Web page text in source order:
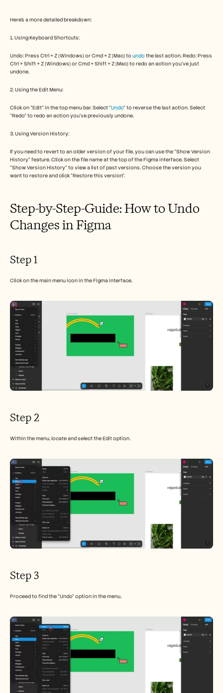
Here's a more detailed breakdown:
1. Using Keyboard Shortcuts:
Undo: Press Ctrl + Z (Windows) or Cmd + Z (Mac) to undo the last action. Redo: Press
Ctrl + Shift + Z (Windows) or Cmd + Shift + Z (Mac) to redo an action you've just
undone.
2. Using the Edit Menu:
Click on "Edit" in the top menu bar. Select "Undo" to reverse the last action. Select
"Redo" to redo an action you've previously undone.
3. Using Version History:
If you need to revert to an older version of your file, you can use the "Show Version
History" feature. Click on the file name at the top of the Figma interface. Select
"Show Version History" to view a list of past versions. Choose the version you
want to restore and click "Restore this version".
Step-by-Step-Guide: How to Undo
Changes in Figma
Step 1
Click on the main menu icon in the Figma interface.
Step 2
Within the menu, locate and select the Edit option.
Step 3
Proceed to find the "Undo" option in the menu,
Help Center
Careers
Announcement
USECASES
Sales Enablement
Pre-sales
Customer Success
See more